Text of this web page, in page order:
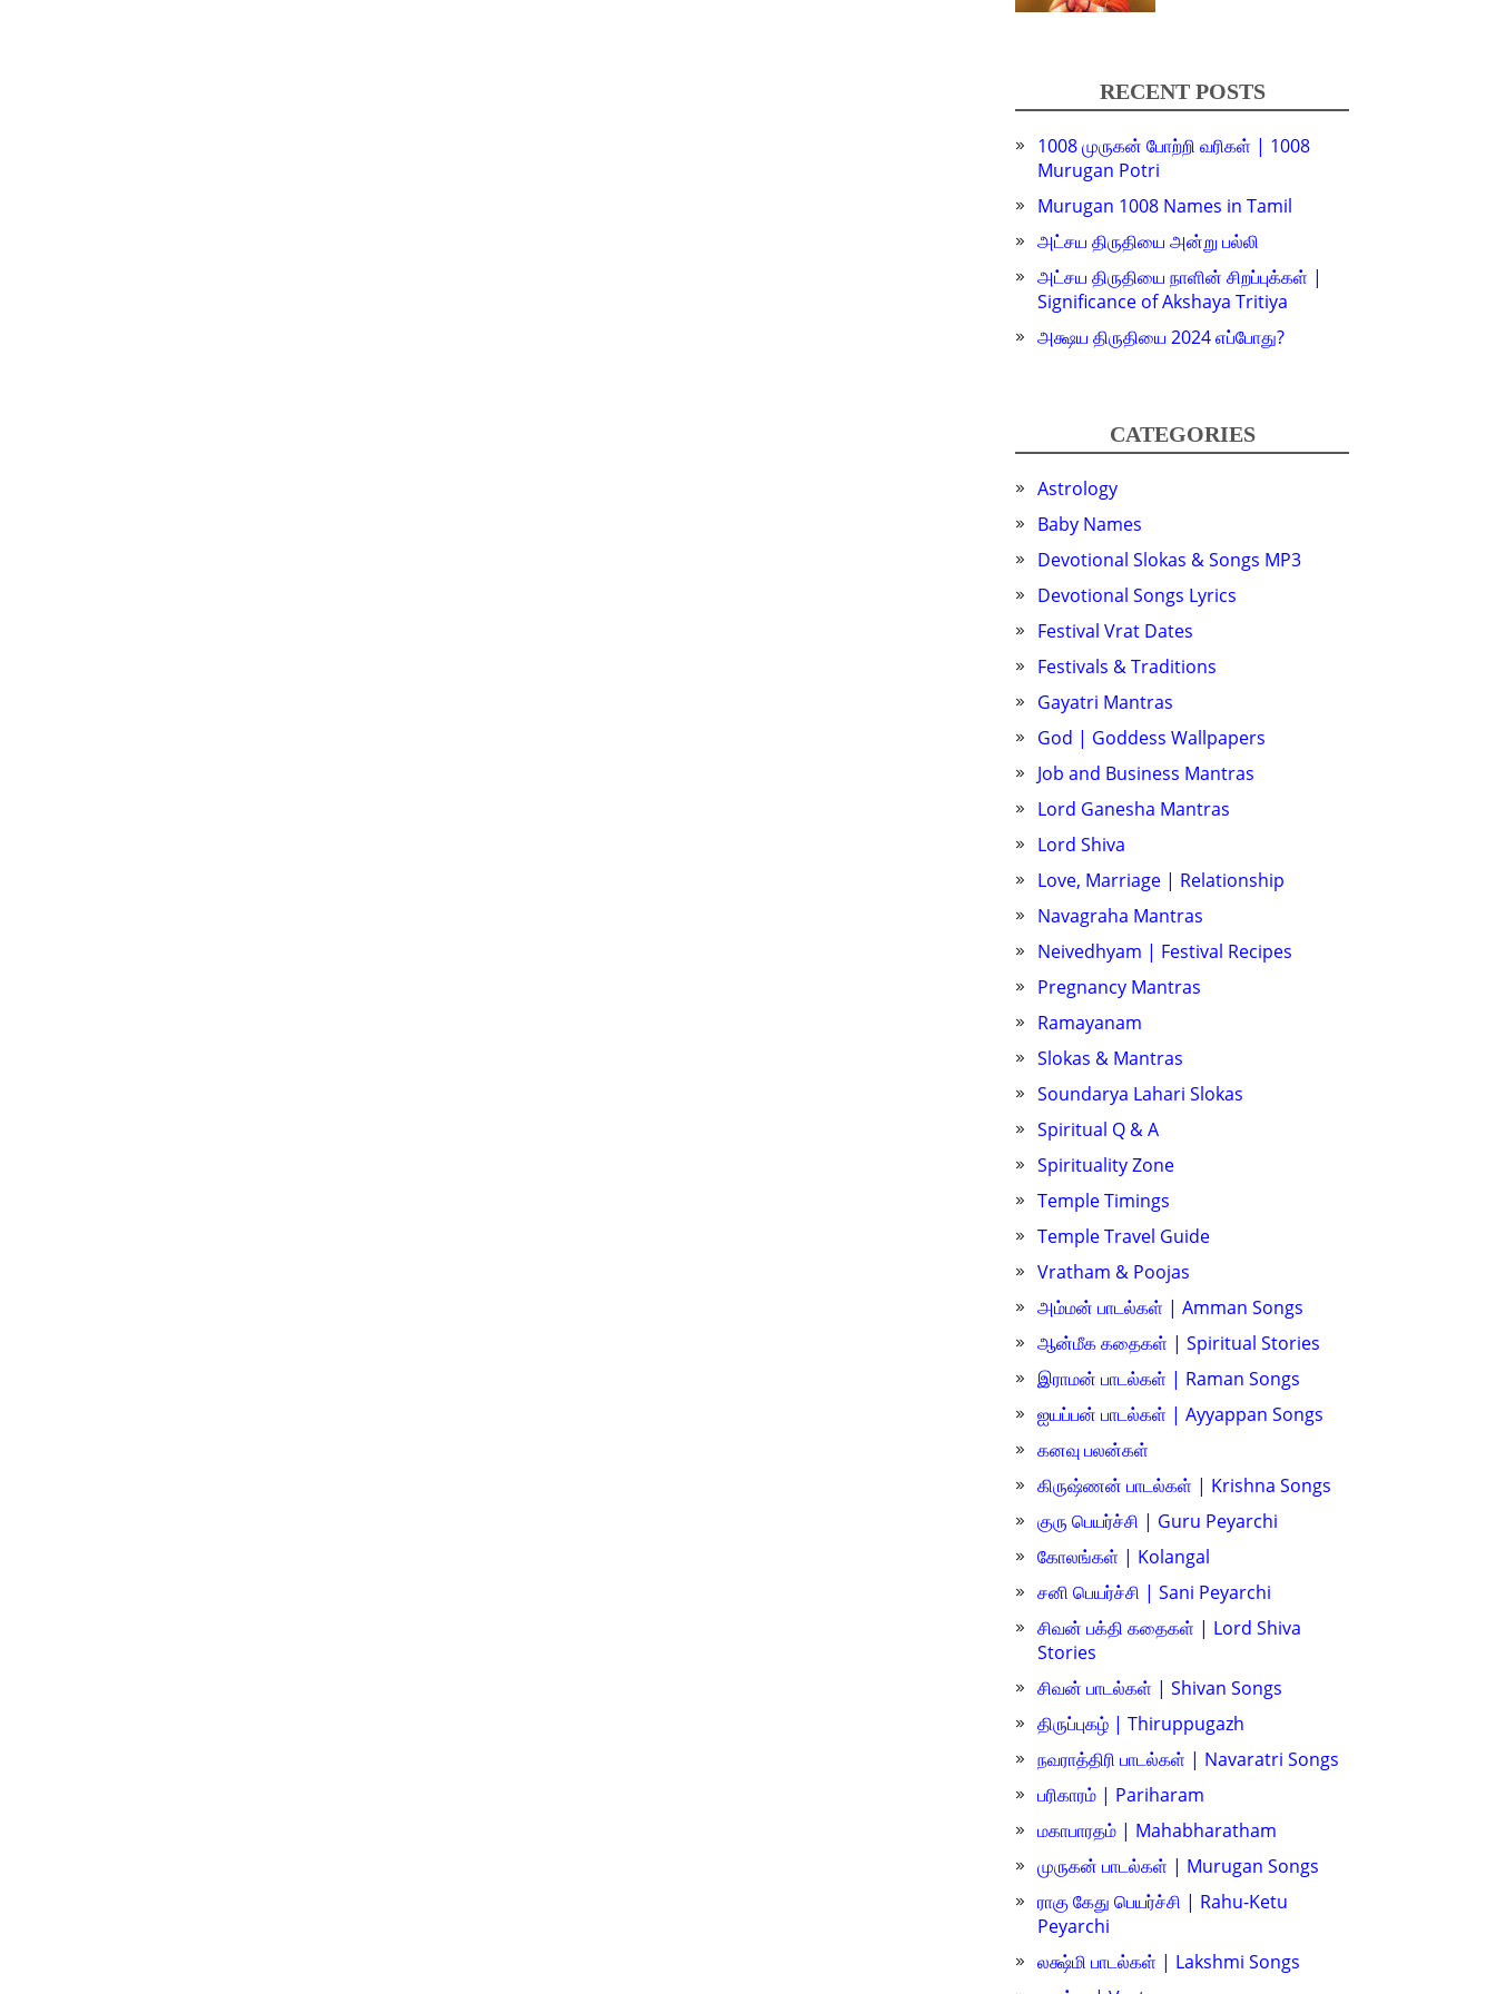
RECENT POSTS
1008 முருகன் போற்றி வரிகள் | 1008
Murugan Potri
Murugan 1008 Names in Tamil
அட்சய திருதியை அன்று பல்லி
அட்சய திருதியை நாளின் சிறப்புக்கள் |
Significance of Akshaya Tritiya
அக்ஷய திருதியை 2024 எப்போது?
CATEGORIES
Astrology
Baby Names
Devotional Slokas & Songs MP3
Devotional Songs Lyrics
Festival Vrat Dates
Festivals & Traditions
Gayatri Mantras
God | Goddess Wallpapers
Job and Business Mantras
Lord Ganesha Mantras
Lord Shiva
Love, Marriage | Relationship
Navagraha Mantras
Neivedhyam | Festival Recipes
Pregnancy Mantras
Ramayanam
Slokas & Mantras
Soundarya Lahari Slokas
Spiritual Q & A
Spirituality Zone
Temple Timings
Temple Travel Guide
Vratham & Poojas
அம்மன் பாடல்கள் | Amman Songs
ஆன்மீக கதைகள் | Spiritual Stories
இராமன் பாடல்கள் | Raman Songs
ஐயப்பன் பாடல்கள் | Ayyappan Songs
கனவு பலன்கள்
கிருஷ்ணன் பாடல்கள் | Krishna Songs
குரு பெயர்ச்சி | Guru Peyarchi
கோலங்கள் | Kolangal
சனி பெயர்ச்சி | Sani Peyarchi
சிவன் பக்தி கதைகள் | Lord Shiva
Stories
சிவன் பாடல்கள் | Shivan Songs
திருப்புகழ் | Thiruppugazh
நவராத்திரி பாடல்கள் | Navaratri Songs
பரிகாரம் | Pariharam
மகாபாரதம் | Mahabharatham
முருகன் பாடல்கள் | Murugan Songs
ராகு கேது பெயர்ச்சி | Rahu-Ketu
Peyarchi
லக்ஷ்மி பாடல்கள் | Lakshmi Songs